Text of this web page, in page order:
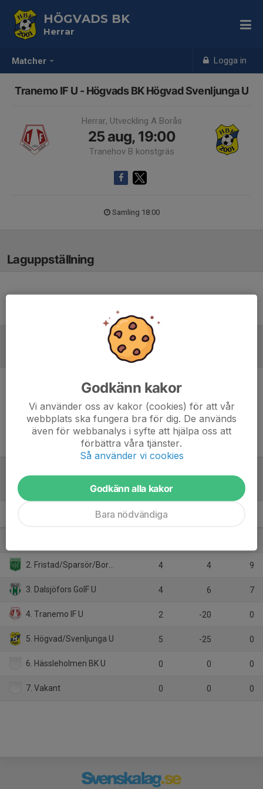
Matcher Logga in
HÖGVADS BK
Herrar
Tranemo IF U - Högvads BK Högvad Svenljunga U
Herrar, Utveckling A Borås
25 aug, 19:00
Tranehov B konstgräs
Samling 18:00
Laguppställning
Ingen uppställning ifylld
Inget skrivet
Tabell
Herrar, Utveckling A Borås M
2. Fristad/Sparsör/Borgstena U 4 4 9
3. Dalsjöfors GoIF U 4 6 7
4. Tranemo IF U 2 -20 0
5. Högvad/Svenljunga U 5 -25 0
6. Hässleholmen BK U 0 0 0
7. Vakant 0 0 0
Godkänn kakor
Vi använder oss av kakor (cookies) för att vår
webbplats ska fungera bra för dig. De används
även för webbanalys i syfte att hjälpa oss att
förbättra våra tjänster.
Så använder vi cookies
Godkänn alla kakor
Bara nödvändiga